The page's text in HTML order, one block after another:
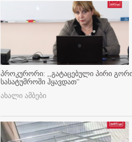
პროკურორი: ,,გატაცებული პირი
სასატუმროში ჰყავდათ''
ახალი ამბები